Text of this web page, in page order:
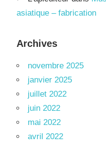
asiatique – fabrication
Archives
novembre 2025
janvier 2025
juillet 2022
juin 2022
mai 2022
avril 2022